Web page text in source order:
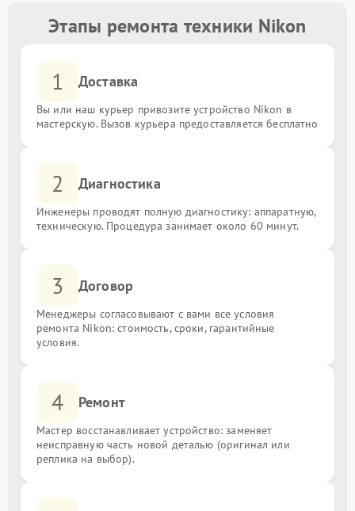
Этапы ремонта техники Nikon
1 Доставка
Вы или наш курьер привозите устройство Nikon в
мастерскую. Вызов курьера предоставляется бесплатно
2 Диагностика
Инженеры проводят полную диагностику: аппаратную,
техническую. Процедура занимает около 60 минут.
3 Договор
Менеджеры согласовывают с вами все условия
ремонта Nikon: стоимость, сроки, гарантийные
условия.
4 Ремонт
Мастер восстанавливает устройство: заменяет
неисправную часть новой деталью (оригинал или
реплика на выбор).